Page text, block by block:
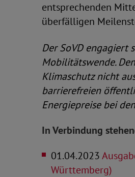
entsprechenden
überfälligen
Der SoVD engagiert
Mobilitätswende.
Klimaschutz nicht
barrierefreien
Energiepreise bei
In Verbindung
01.04.2023
Württemberg)